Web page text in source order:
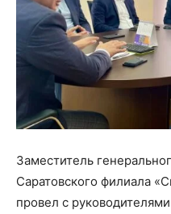
Заместитель
Саратовского филиала
провел с